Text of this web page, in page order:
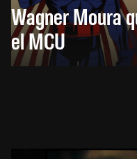
Wagner Moura
el MCU